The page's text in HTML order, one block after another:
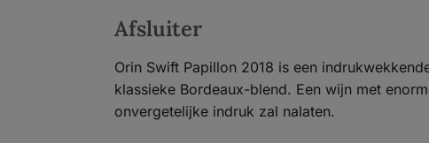
Afsluiter
Orin Swift Papillon 2018 is een
klassieke Bordeaux-blend. Een wijn met
onvergetelijke indruk zal nalaten.